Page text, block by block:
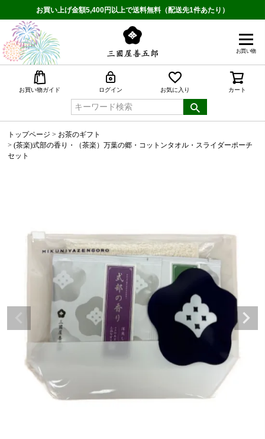
お買い上げ金額5,400円以上で送料無料（配送先1件あたり）
お買い物
お買い物ガイド ログイン お気に入り カート
トップページ
お茶のギフト
(茶楽)式部の香り・（茶楽）万葉の郷・コットンタオル・スライダーポーチ
セット